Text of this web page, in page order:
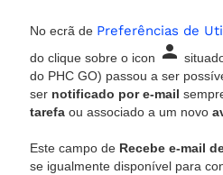
No ecrã de Preferências de
do clique sobre o icon person
do PHC GO) passou a ser
ser notificado por e-mail
tarefa ou associado a um novo
Este campo de Recebe e-mail
se igualmente disponível para